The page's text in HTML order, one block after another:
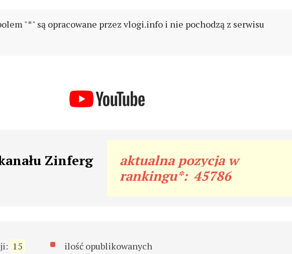
"*" są opracowane przez vlogi.info i nie pochodzą z serwisu
Zinferg
aktualna pozycja w
rankingu*: 45786
15
ilość opublikowanych